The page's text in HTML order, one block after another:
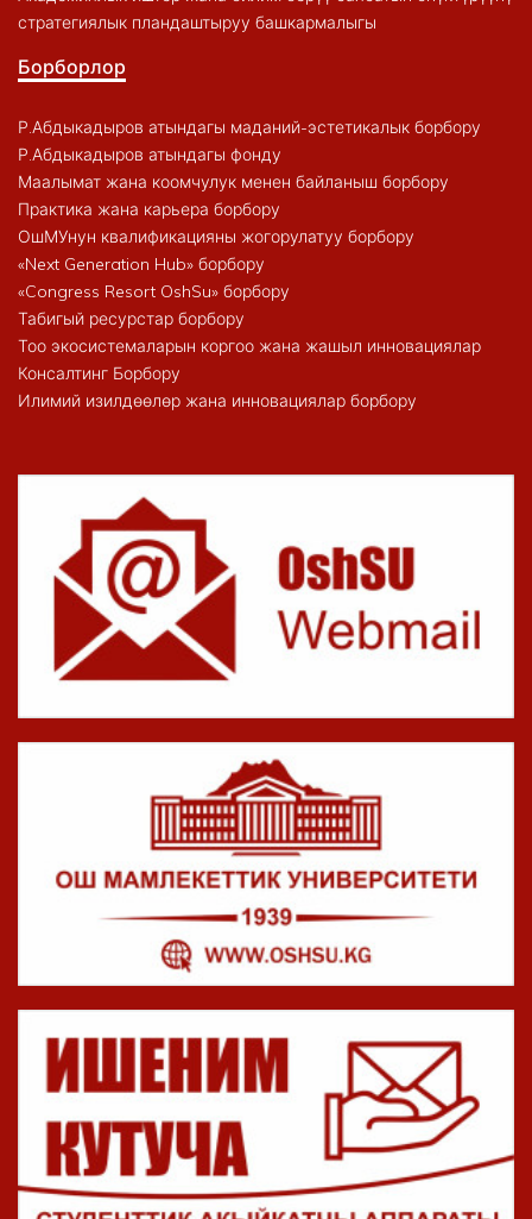
стратегиялык пландаштыруу башкармалыгы
Борборлор
Р.Абдыкадыров атындагы маданий-эстетикалык борбору
Р.Абдыкадыров атындагы фонду
Маалымат жана коомчулук менен байланыш борбору
Практика жана карьера борбору
ОшМУнун квалификацияны жогорулатуу борбору
«Next Generation Hub» борбору
«Congress Resort OshSu» борбору
Табигый ресурстар борбору
Тоо экосистемаларын коргоо жана жашыл инновациялар
Консалтинг Борбору
Илимий изилдөөлөр жана инновациялар борбору